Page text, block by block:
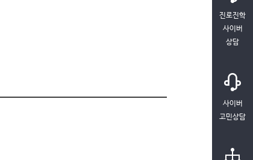
진로진학
사이버
상담
사이버
고민상담